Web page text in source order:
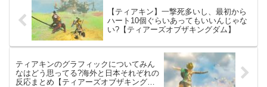
【ティアキン】一撃死多いし、最初から
ハート10個ぐらいあってもいいんじゃな
い?【ティアーズオブザキングダム】
ティアキンのグラフィックについてみん
なはどう思ってる?海外と日本それぞれの
反応まとめ【ティアーズオブザキングダ